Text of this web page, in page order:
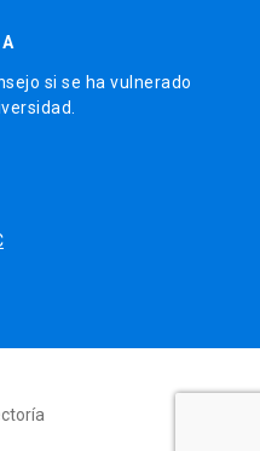
si se ha vulnerado